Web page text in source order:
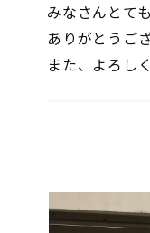
みなさんとて
ありがとうご
また、よろし